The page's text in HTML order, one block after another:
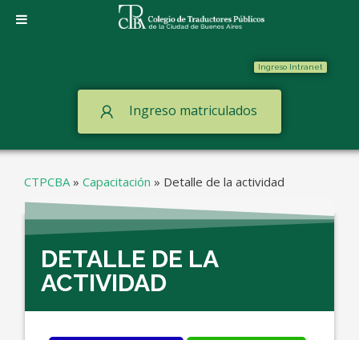
Ingreso Intranet
Ingreso matriculados
CTPCBA» Capacitación » Detalle de la actividad
DETALLE DE LA
ACTIVIDAD